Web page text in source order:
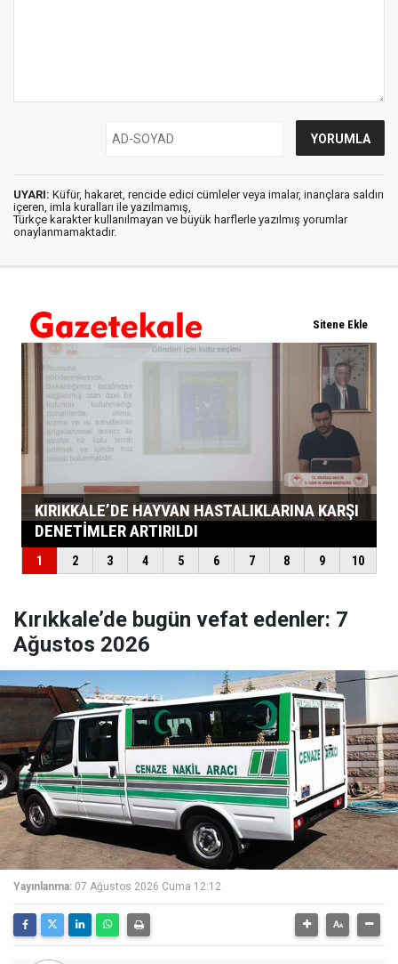
UYARI: Küfür, hakaret, rencide edici cümleler veya imalar, inançlara saldırı
içeren, imla kuralları ile yazılmamış,
Türkçe karakter kullanılmayan ve büyük harflerle yazılmış yorumlar
onaylanmamaktadır.
Kırıkkale’de bugün vefat edenler: 7
Ağustos 2026
Yayınlanma: 07 Ağustos 2026 Cuma 12:12